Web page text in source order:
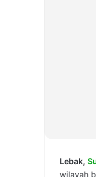
Lebak,
wilayah